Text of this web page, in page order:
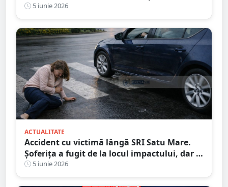
Satu Mare
5 iunie 2026
ACTUALITATE
Accident cu victimă lângă SRI Satu Mare.
Șoferița a fugit de la locul impactului, dar a
fost identificată de polițiști
5 iunie 2026